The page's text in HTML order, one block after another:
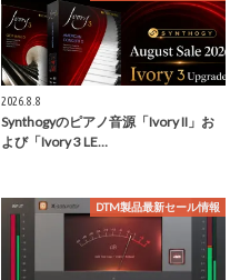
2026.8.8
Synthogyのピアノ音源「Ivory II」お
よび「Ivory 3 LE…
DTM製品最新セール情報